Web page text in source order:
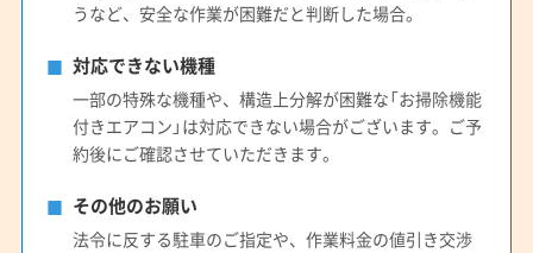
うなど、安全な作業が困難だと判断した場合。
対応できない機種
一部の特殊な機種や、構造上分解が困難な「お掃除機能
付きエアコン」は対応できない場合がございます。ご予
約後にご確認させていただきます。
その他のお願い
法令に反する駐車のご指定や、作業料金の値引き交渉